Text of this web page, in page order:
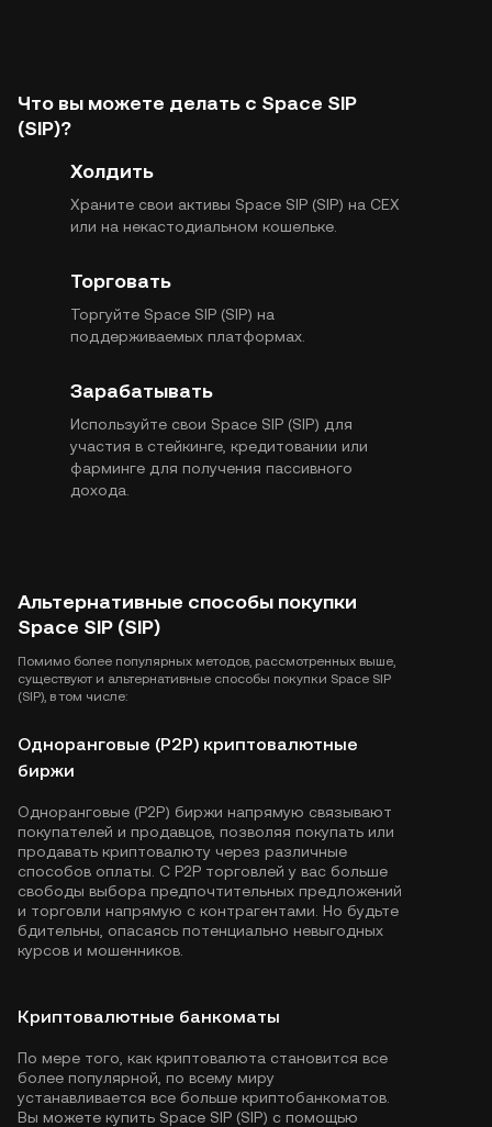
Что вы можете делать с Space SIP
(SIP)?
Холдить
Храните свои активы Space SIP (SIP) на CEX
или на некастодиальном кошельке.
Торговать
Торгуйте Space SIP (SIP) на
поддерживаемых платформах.
Зарабатывать
Используйте свои Space SIP (SIP) для
участия в стейкинге, кредитовании или
фарминге для получения пассивного
дохода.
Альтернативные способы покупки
Space SIP (SIP)
Помимо более популярных методов, рассмотренных выше,
существуют и альтернативные способы покупки Space SIP
(SIP), в том числе:
Одноранговые (P2P) криптовалютные
биржи
Одноранговые (P2P) биржи напрямую связывают
покупателей и продавцов, позволяя покупать или
продавать криптовалюту через различные
способов оплаты. С P2P торговлей у вас больше
свободы выбора предпочтительных предложений
и торговли напрямую с контрагентами. Но будьте
бдительны, опасаясь потенциально невыгодных
курсов и мошенников.
Криптовалютные банкоматы
По мере того, как криптовалюта становится все
более популярной, по всему миру
устанавливается все больше криптобанкоматов.
Вы можете купить Space SIP (SIP) с помощью